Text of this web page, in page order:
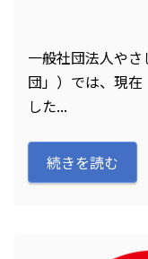
一般社団法人や
団」）では、現
した...
続きを読む